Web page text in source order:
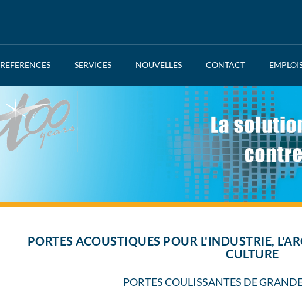
REFERENCES SERVICES NOUVELLES CONTACT
PORTES ACOUSTIQUES POUR L'INDUSTRIE,
CULTURE
PORTES COULISSANTES DE